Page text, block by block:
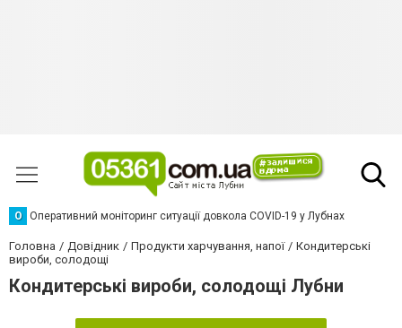
О Оперативний моніторинг ситуації довкола COVID-19 у Лубнах
Головна Довідник Продукти харчування, напої
Кондитерські
вироби, солодощі
Кондитерські вироби, солодощі Лубни